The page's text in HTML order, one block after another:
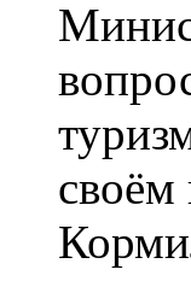
своём